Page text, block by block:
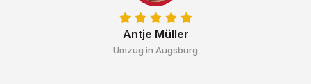
Antje Müller
Umzug in Augsburg